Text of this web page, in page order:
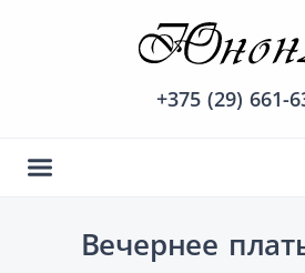
+375 (29) 661-
Вечернее